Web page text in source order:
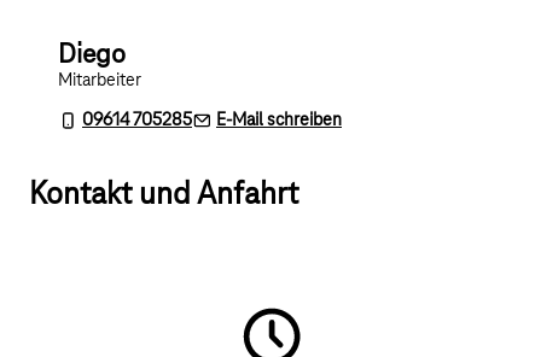
Diego
Mitarbeiter
09614 705285 E-Mail schreiben
Kontakt und Anfahrt